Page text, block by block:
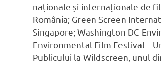
naționale și internaționale de
România; Green Screen
Singapore; Washington DC
Environmental Film Festival –
Publicului la Wildscreen, unul